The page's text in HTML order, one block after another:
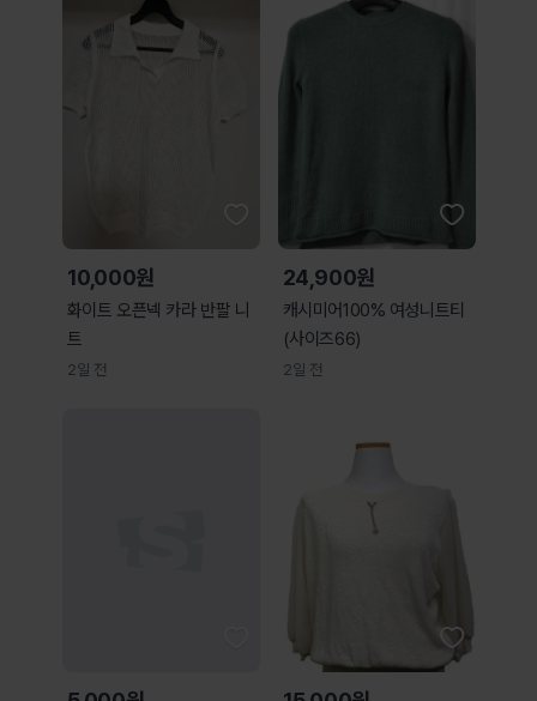
10,000원
화이트 오픈넥 카라 반팔 니
트
2일 전
24,900원
캐시미어100% 여성니트티
(사이즈66)
2일 전